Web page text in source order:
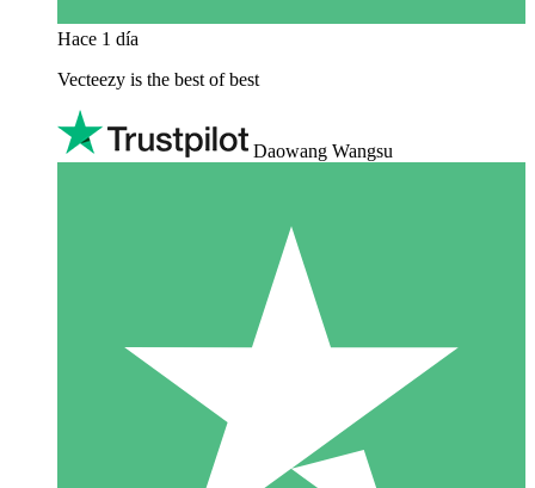
Hace 1 día
Vecteezy is the best of best
Daowang Wangsu